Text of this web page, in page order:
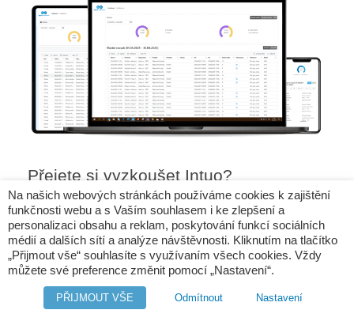
Přejete si vyzkoušet Intuo?
Pokud Vás zajímá Intuo Online nebo desktopové Intuo –
Company Intelligence, rádi s Vámi probereme možnosti
nasazení ve Vaší firmě.Vyplňte formulář s žádostí o kontakt
a my se Vám ozveme!
Jste již uživatelem Intuo – Company
Intelligence?
Na našich webových stránkách používáme cookies k zajištění
funkčnosti webu a s Vaším souhlasem i ke zlepšení a
personalizaci obsahu a reklam, poskytování funkcí sociálních
médií a dalších sítí a analýze návštěvnosti. Kliknutím na tlačítko
„Přijmout vše“ souhlasíte s využívaním všech cookies. Vždy
můžete své preference změnit pomocí „Nastavení“.
PŘIJMOUT VŠE Odmítnout Nastavení